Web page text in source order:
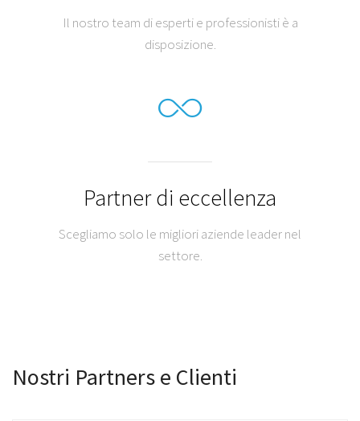
Il nostro team di esperti e professionisti è a
disposizione.
Partner di eccellenza
Scegliamo solo le migliori aziende leader nel
settore.
Nostri Partners e Clienti